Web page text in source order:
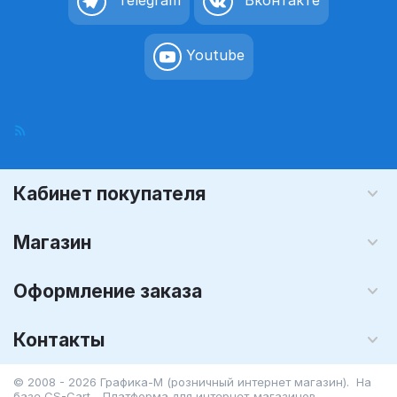
Youtube
Кабинет покупателя
Магазин
Оформление заказа
Контакты
© 2008 - 2026 Графика-М (розничный интернет магазин). На